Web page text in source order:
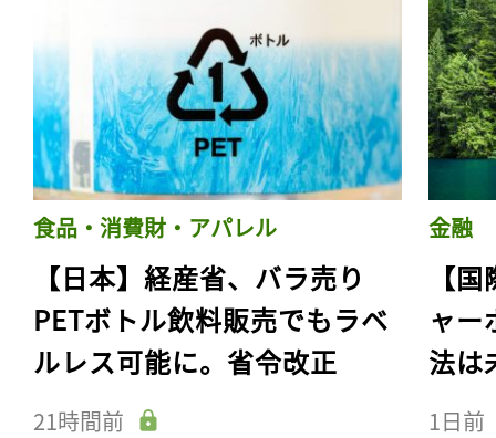
食品・消費財・アパレル
【日本】経産省、バラ売り
PETボトル飲料販売でもラベ
ルレス可能に。省令改正
21時間前
金融
【
ャー
法は
1日前